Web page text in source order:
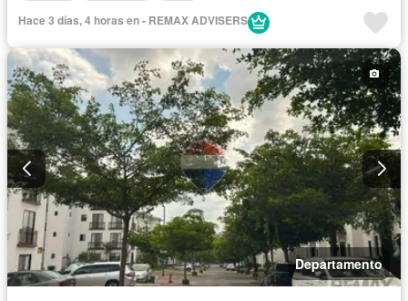
Hace 3 días, 4 horas en - REMAX ADVISERS
Departamento